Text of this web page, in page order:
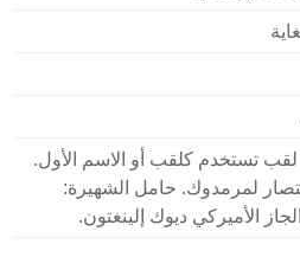
تستخدم كلقب أو الاسم الأول.
لمرمدوك. حامل الشهيرة:
الأميركي ديوك إلينغتون.